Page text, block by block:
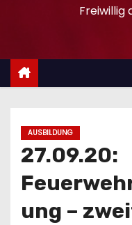
Freiwillig
AUSBILDUNG
27.09.20:
ung –